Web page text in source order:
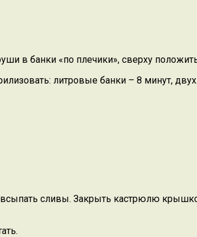
в банки «по плечики», сверху
литровые банки – 8 минут,
сливы. Закрыть кастрюлю